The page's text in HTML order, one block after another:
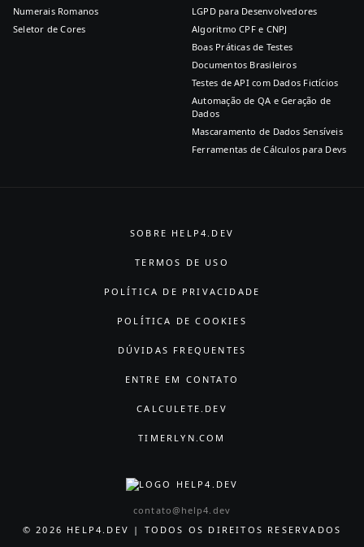
Numerais Romanos
Seletor de Cores
LGPD para Desenvolvedores
Algoritmo CPF e CNPJ
Boas Práticas de Testes
Documentos Brasileiros
Testes de API com Dados Fictícios
Automação de QA e Geração de
Dados
Mascaramento de Dados Sensíveis
Ferramentas de Cálculos para Devs
SOBRE HELP4.DEV
TERMOS DE USO
POLÍTICA DE PRIVACIDADE
POLÍTICA DE COOKIES
DÚVIDAS FREQUENTES
ENTRE EM CONTATO
CALCULETE.DEV
TIMERLYN.COM
contato@help4.dev
© 2026 HELP4.DEV | TODOS OS DIREITOS RESERVADOS